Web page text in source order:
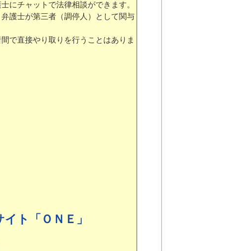
にチャットで法律相談ができます。
護士が第三者（調停人）として関与
で直接やり取りを行うことはありま
ト「ＯＮＥ」